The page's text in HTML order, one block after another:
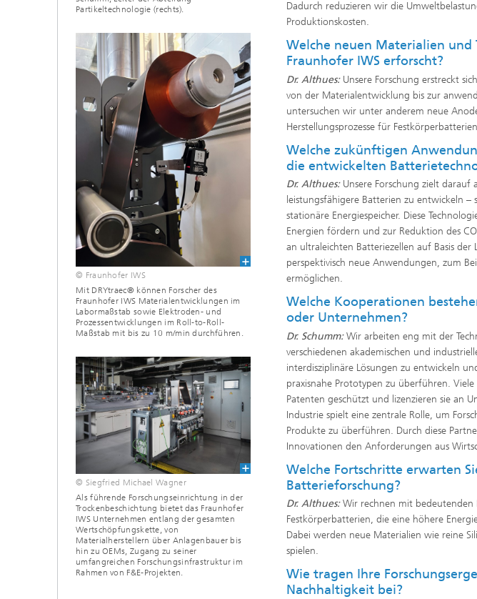
Partikeltechnologie (rechts).
© Fraunhofer IWS
Mit DRYtraec® können Forscher des
Fraunhofer IWS Materialentwicklungen im
Labormaßstab sowie Elektroden- und
Prozessentwicklungen im Roll-to-Roll-
Maßstab mit bis zu 10 m/min durchführen.
© Siegfried Michael Wagner
Als führende Forschungseinrichtung in der
Trockenbeschichtung bietet das Fraunhofer
IWS Unternehmen entlang der gesamten
Wertschöpfungskette, von
Materialherstellern über Anlagenbauer bis
hin zu OEMs, Zugang zu seiner
umfangreichen Forschungsinfrastruktur im
Rahmen von F&E-Projekten.
Dadurch reduzieren wir die
Produktionskosten.
Welche neuen Materialien
Fraunhofer IWS erforscht?
Dr. Althues:Unsere Forschung erstreckt
von der Materialentwicklung bis zur
untersuchen wir unter anderem neue
Herstellungsprozesse für
Welche zukünftigen
die entwickelten
Dr. Althues: Unsere Forschung zielt
leistungsfähigere Batterien zu entwickeln
stationäre Energiespeicher. Diese
Energien fördern und zur Reduktion des CO
an ultraleichten Batteriezellen auf Basis
perspektivisch neue Anwendungen, zum
ermöglichen.
Welche Kooperationen
oder Unternehmen?
Dr. Schumm:Wir arbeiten eng mit der
verschiedenen akademischen und
interdisziplinäre Lösungen zu entwickeln
praxisnahe Prototypen zu überführen.
Patenten geschützt und lizenzieren sie an
Industrie spielt eine zentrale Rolle, um
Produkte zu überführen. Durch diese
Innovationen den Anforderungen aus
Welche Fortschritte erwarten
Batterieforschung?
Dr. Althues:Wir rechnen mit bedeutenden
Festkörperbatterien, die eine höhere
Dabei werden neue Materialien wie reine
spielen.
Wie tragen Ihre
Nachhaltigkeit bei?